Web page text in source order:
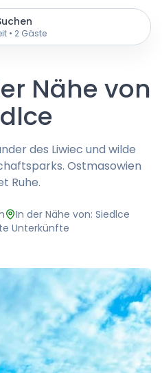
• 2 Gäste
Nähe von
des Liwiec und wilde
Ostmasowien
Ruhe.
In der Nähe von: Siedlce
Unterkünfte